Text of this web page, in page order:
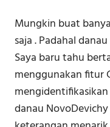
Mungkin buat
saja . Padahal
Saya baru tahu
menggunakan fitur
danau